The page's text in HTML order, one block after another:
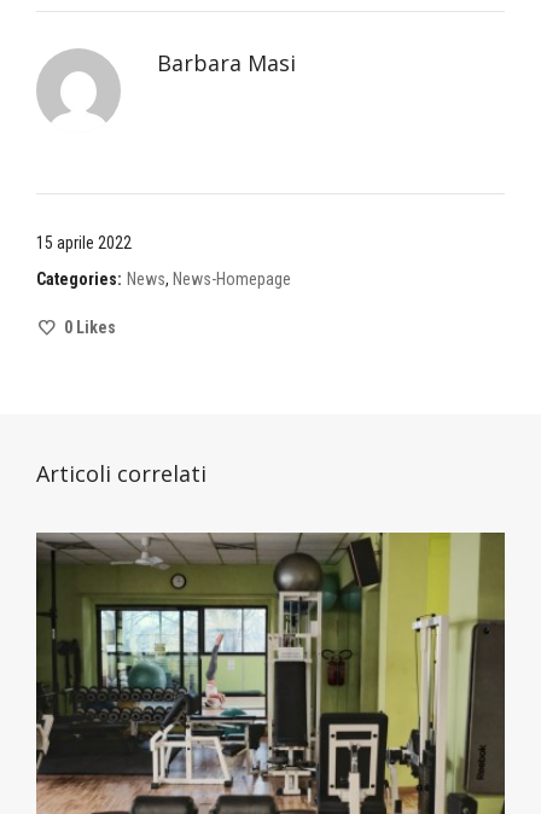
Barbara Masi
15 aprile 2022
Categories: News, News-Homepage
0 Likes
Articoli correlati